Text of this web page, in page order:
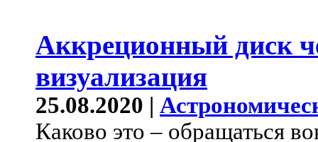
Аккреционный диск
визуализация
25.08.2020 |
Каково это – обращаться